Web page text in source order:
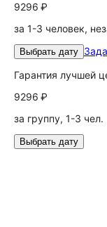
9296 ₽
за 1-3 человек,
Выбрать дату
Гарантия лучшей
9296 ₽
за группу, 1-3 чел.
Выбрать дату